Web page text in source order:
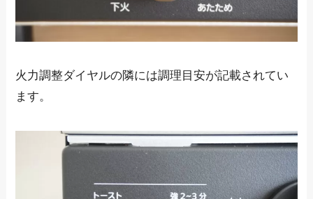
火力調整ダイヤルの隣には調理目安が記載されてい
ます。